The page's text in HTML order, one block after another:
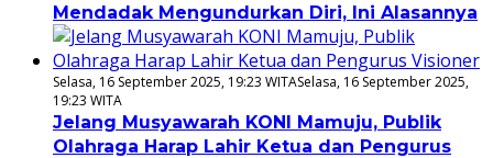
Mendadak Mengundurkan Diri, Ini Alasannya
Selasa, 16 September 2025, 19:23 WITASelasa, 16 September 2025,
19:23 WITA
Jelang Musyawarah KONI Mamuju, Publik
Olahraga Harap Lahir Ketua dan Pengurus